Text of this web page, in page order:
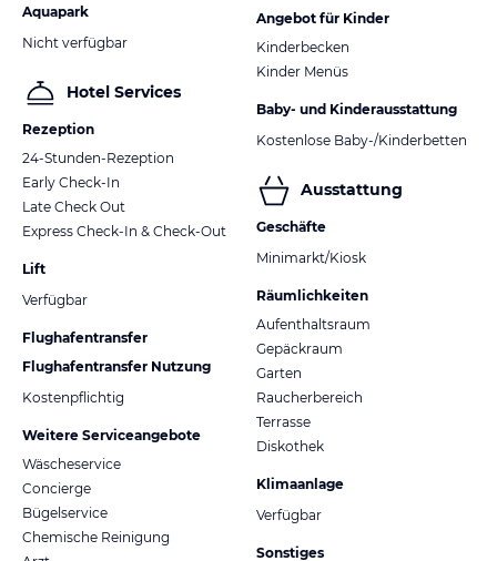
Aquapark
Nicht verfügbar
Hotel Services
Rezeption
24-Stunden-Rezeption
Early Check-In
Late Check Out
Express Check-In & Check-Out
Lift
Verfügbar
Flughafentransfer
Flughafentransfer Nutzung
Kostenpflichtig
Weitere Serviceangebote
Wäscheservice
Concierge
Bügelservice
Chemische Reinigung
Angebot für Kinder
Kinderbecken
Kinder Menüs
Baby- und Kinderausstattung
Kostenlose Baby-/Kinderbetten
Ausstattung
Geschäfte
Minimarkt/Kiosk
Räumlichkeiten
Aufenthaltsraum
Gepäckraum
Garten
Raucherbereich
Terrasse
Diskothek
Klimaanlage
Verfügbar
Sonstiges